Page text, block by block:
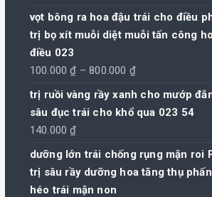
vọt bông ra hoa đậu trái cho điều
trị bọ xít muỗi diệt muỗi tấn công
điều 023
100.000₫ – 800.000 ₫Khoảng
giá:
800.000 ₫
trị ruồi vàng rầy xanh cho mướp
sâu đục trái cho khổ qua 023 54
140.000₫
dưỡng lớn trái chống rụng mận roi
trị sâu rầy dưỡng hoa tăng thụ
héo trái mận non